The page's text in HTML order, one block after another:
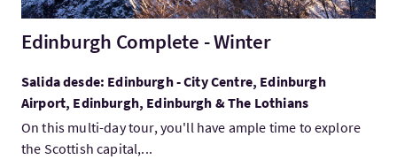
Edinburgh Complete - Winter
Salida desde: Edinburgh - City Centre, Edinburgh
Airport, Edinburgh, Edinburgh & The Lothians
On this multi-day tour, you'll have ample time to explore
the Scottish capital,...